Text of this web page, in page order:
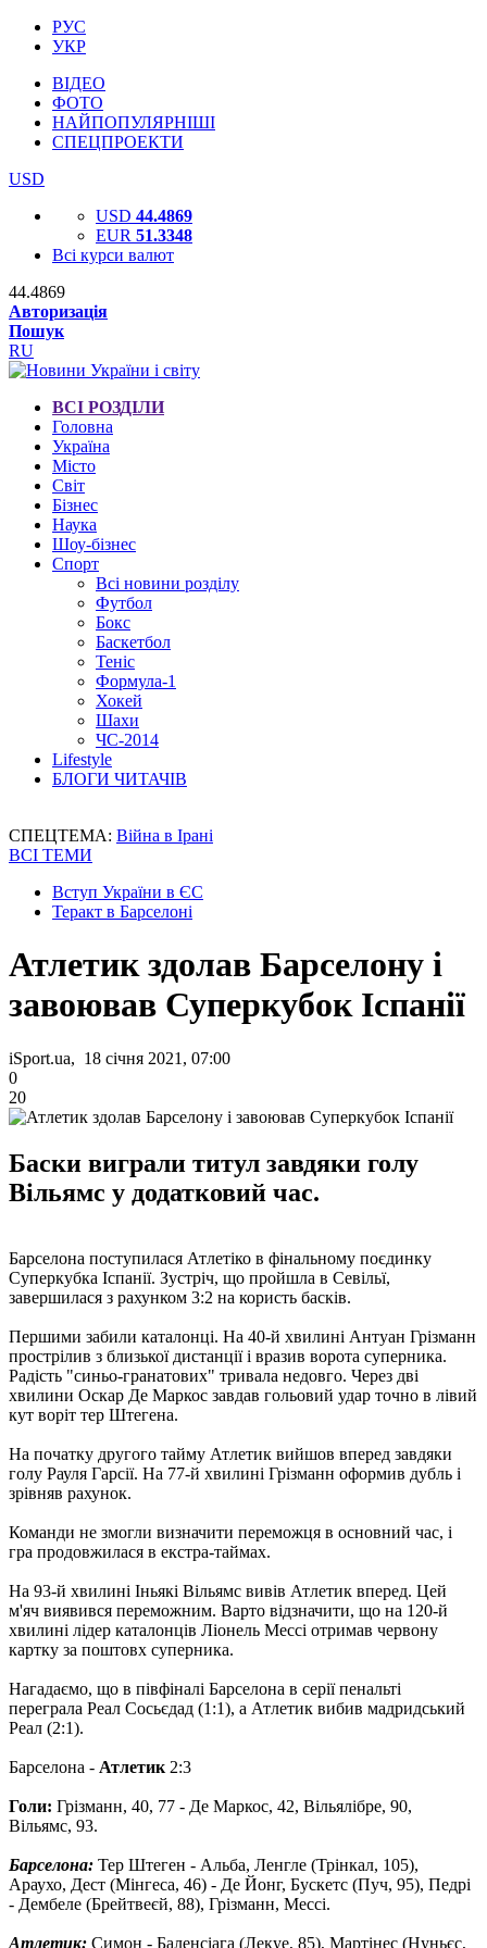
РУС
УКР
ВІДЕО
ФОТО
НАЙПОПУЛЯРНІШІ
СПЕЦПРОЕКТИ
USD
USD 44.4869
EUR 51.3348
Всі курси валют
44.4869
Авторизація
Пошук
RU
ВСІ РОЗДІЛИ
Головна
Україна
Місто
Світ
Бізнес
Наука
Шоу-бізнес
Спорт
Всі новини розділу
Футбол
Бокс
Баскетбол
Теніс
Формула-1
Хокей
Шахи
ЧС-2014
Lifestyle
БЛОГИ ЧИТАЧІВ
СПЕЦТЕМА: Війна в Ірані
ВСІ ТЕМИ
Вступ України в ЄС
Теракт в Барселоні
Атлетик здолав Барселону і
завоював Суперкубок Іспанії
iSport.ua, 18 січня 2021, 07:00
0
20
Баски виграли титул завдяки голу
Вільямс у додатковий час.
Барселона поступилася Атлетіко в фінальному поєдинку
Суперкубка Іспанії. Зустріч, що пройшла в Севільї,
завершилася з рахунком 3:2 на користь басків.
Першими забили каталонці. На 40-й хвилині Антуан Грізманн
прострілив з близької дистанції і вразив ворота суперника.
Радість "синьо-гранатових" тривала недовго. Через дві
хвилини Оскар Де Маркос завдав гольовий удар точно в лівий
кут воріт тер Штегена.
На початку другого тайму Атлетик вийшов вперед завдяки
голу Рауля Гарсії. На 77-й хвилині Грізманн оформив дубль і
зрівняв рахунок.
Команди не змогли визначити переможця в основний час, і
гра продовжилася в екстра-таймах.
На 93-й хвилині Іньякі Вільямс вивів Атлетик вперед. Цей
м'яч виявився переможним. Варто відзначити, що на 120-й
хвилині лідер каталонців Ліонель Мессі отримав червону
картку за поштовх суперника.
Нагадаємо, що в півфіналі Барселона в серії пенальті
переграла Реал Сосьєдад (1:1), а Атлетик вибив мадридський
Реал (2:1).
Барселона - Атлетик 2:3
Голи: Грізманн, 40, 77 - Де Маркос, 42, Вільялібре, 90,
Вільямс, 93.
Барселона: Тер Штеген - Альба, Ленгле (Трінкал, 105),
Араухо, Дест (Мінгеса, 46) - Де Йонг, Бускетс (Пуч, 95), Педрі
- Дембеле (Брейтвеєй, 88), Грізманн, Мессі.
Атлетик: Симон - Баленсіага (Лекуе, 85), Мартінес (Нуньєс,